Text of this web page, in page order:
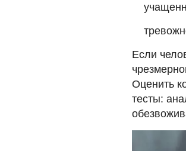
Если
Оценить
тесты: